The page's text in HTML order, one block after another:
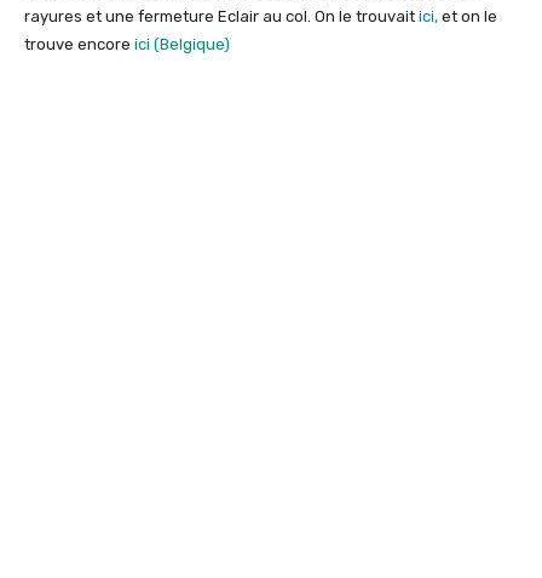
rayures et une fermeture Eclair au col. On le trouvait ici, et on le
trouve encore ici (Belgique)